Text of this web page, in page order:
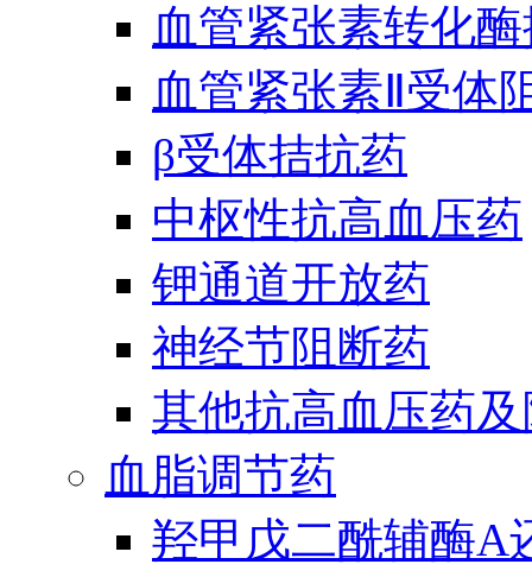
血管紧张素转化
血管紧张素Ⅱ受体
β受体拮抗药
中枢性抗高血压药
钾通道开放药
神经节阻断药
其他抗高血压药
血脂调节药
羟甲戊二酰辅酶A